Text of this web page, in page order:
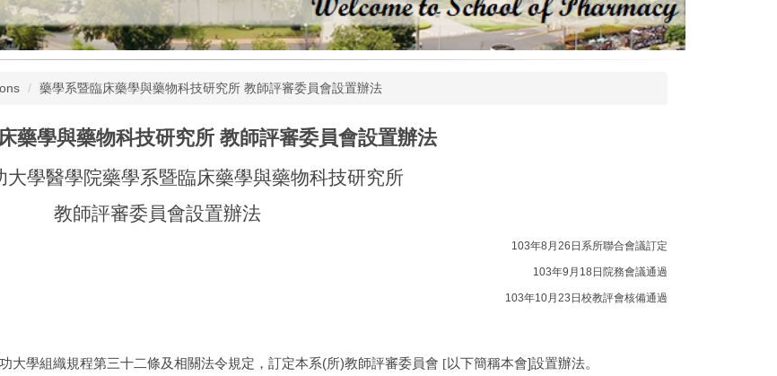
藥學系暨臨床藥學與藥物科技研究所 教師評審委員會設置辦法
藥學與藥物科技研究所 教師評審委員會設置辦法
大學醫學院藥學系暨臨床藥學與藥物科技研究所
教師評審委員會設置辦法
103年8 月26 日系所聯合會議訂定
103年9 月 18 日院務會議通過
103年10月23 日校教評會核備通過
大學組織規程第三十二條及相關法令規定，訂定本系(所)教師評審委員會 [以下簡稱本會]設置辦法。